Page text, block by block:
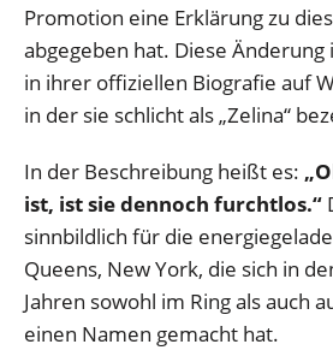
Promotion eine Erklärung zu
abgegeben hat. Diese Änderung
in ihrer offiziellen Biografie auf
in der sie schlicht als „Zelina“
In der Beschreibung heißt es:
ist, ist sie dennoch furchtlos.“
sinnbildlich für die
Queens, New York, die sich in
Jahren sowohl im Ring als auch
einen Namen gemacht hat.